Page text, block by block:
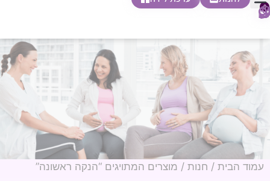
0
עמוד הבית / חנות / מוצרים המתויגים “הנקה ראשונה”